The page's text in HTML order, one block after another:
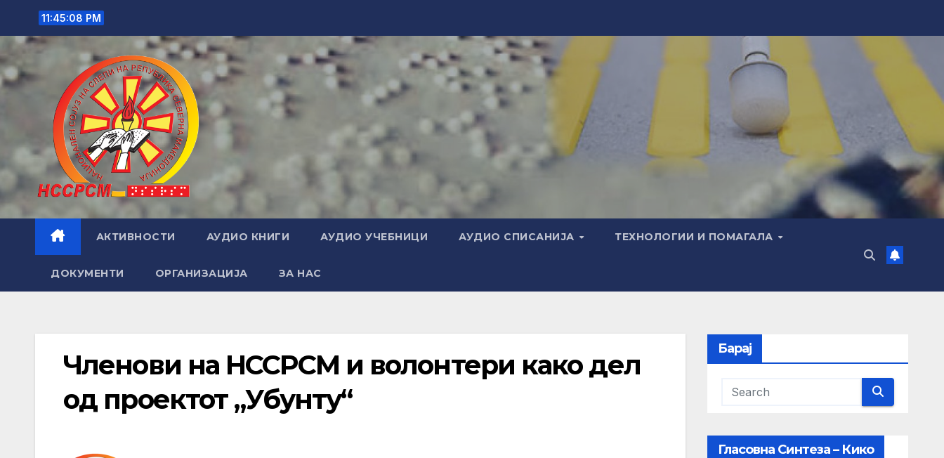
content
11:45:09 PM
АКТИВНОСТИ АУДИО КНИГИ АУДИО УЧЕБНИЦИ АУДИО СПИСАНИЈА ТЕХНОЛОГИИ И ПОМАГАЛА
ДОКУМЕНТИ ОРГАНИЗАЦИЈА ЗА НАС
Членови на НССРСМ и волонтери како дел
од проектот „Убунту“
Барај
Гласовна Синтеза – Кико